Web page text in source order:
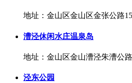
地址：金山区金山区金张公路
漕泾休闲水庄温泉岛
地址：金山区金山漕泾朱漕公
泾东公园